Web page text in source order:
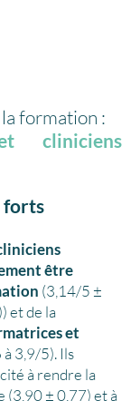
formation :
cliniciens
forts
être
(3,14/5 ±
et de la
et
à 3,9/5). Ils
à rendre la
± 0,77) et à